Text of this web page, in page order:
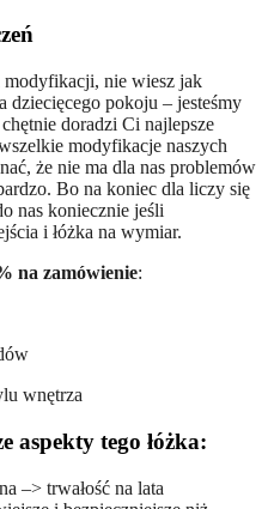
nie wiesz jak
dziecięcego pokoju – jesteśmy
doradzi Ci najlepsze
modyfikacje naszych
że nie ma dla nas problemów
Bo na koniec dla liczy się
nas koniecznie jeśli
i łóżka na wymiar.
na zamówienie:
wnętrza
aspekty tego łóżka:
–> trwałość na lata